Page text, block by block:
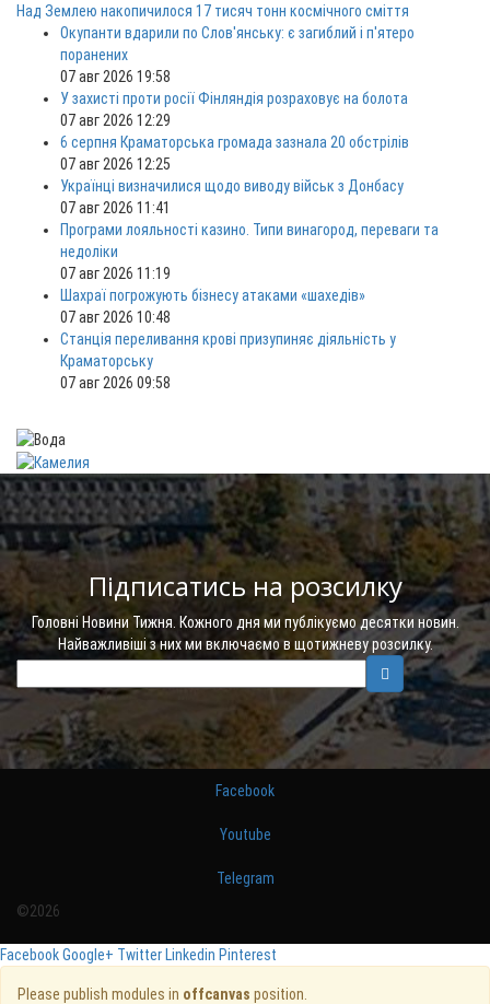
Над Землею накопичилося 17 тисяч тонн космічного сміття
Окупанти вдарили по Слов'янську: є загиблий і п'ятеро
поранених
07 авг 2026 19:58
У захисті проти росії Фінляндія розраховує на болота
07 авг 2026 12:29
6 серпня Краматорська громада зазнала 20 обстрілів
07 авг 2026 12:25
Українці визначилися щодо виводу військ з Донбасу
07 авг 2026 11:41
Програми лояльності казино. Типи винагород, переваги та
недоліки
07 авг 2026 11:19
Шахраї погрожують бізнесу атаками «шахедів»
07 авг 2026 10:48
Станція переливання крові призупиняє діяльність у
Краматорську
07 авг 2026 09:58
Підписатись на розсилку
Головні Новини Тижня. Кожного дня ми публікуємо десятки новин.
Найважливіші з них ми включаємо в щотижневу розсилку.
Facebook
Youtube
Telegram
©2026
FacebookGoogle+ Twitter Linkedin Pinterest
Please publish modules in offcanvas position.